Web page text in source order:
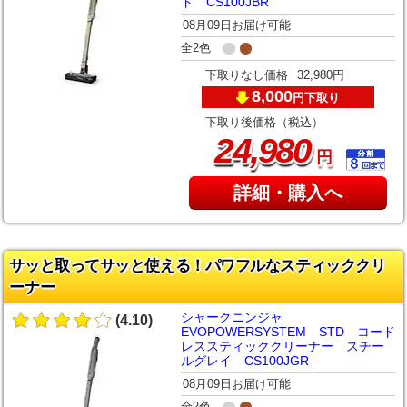
08月09日お届け可能
全2色
下取りなし価格 32,980円
8,000円下取り
下取り後価格（税込）
24,980円
詳細・購入へ
サッと取ってサッと使える！パワフルなスティッククリ
ーナー
(4.10)
シャークニンジャ
EVOPOWERSYSTEM STD コード
レススティッククリーナー スチー
ルグレイ CS100JGR
08月09日お届け可能